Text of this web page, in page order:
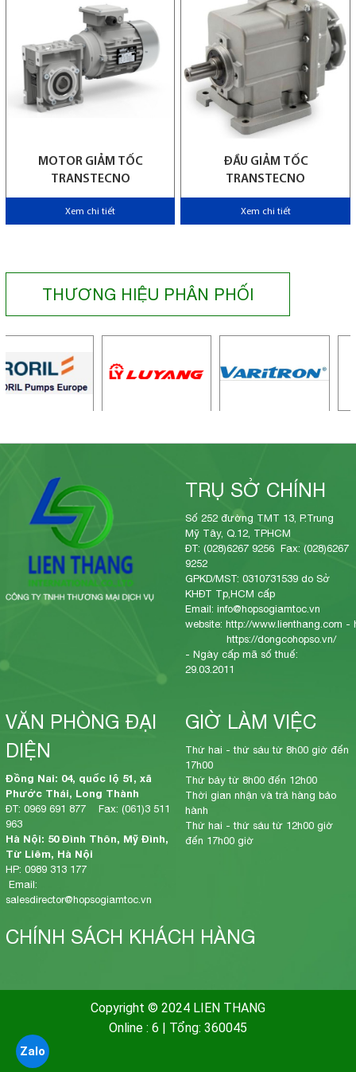
MOTOR GIẢM TỐC
TRANSTECNO
Xem chi tiết
ĐẦU GIẢM TỐC
TRANSTECNO
Xem chi tiết
THƯƠNG HIỆU PHÂN PHỐI
TRỤ SỞ CHÍNH
Số 252 đường TMT 13, P.Trung
Mỹ Tây, Q.12, TPHCM
ĐT: (028)6267 9256 Fax: (028)6267
9252
GPKD/MST: 0310731539 do Sở
KHĐT Tp,HCM cấp
Email: info@hopsogiamtoc.vn
website: http://www.lienthang.com -
https://dongcohopso.vn/
- Ngày cấp mã số thuế:
29.03.2011
VĂN PHÒNG ĐẠI
DIỆN
Đồng Nai: 04, quốc lộ 51, xã
Phước Thái, Long Thành
ĐT: 0969 691 877 Fax: (061)3 511
963
Hà Nội: 50 Đình Thôn, Mỹ Đình,
Từ Liêm, Hà Nội
HP: 0989 313 177
Email:
salesdirector@hopsogiamtoc.vn
GIỜ LÀM VIỆC
Thứ hai - thứ sáu từ 8h00 giờ đến
17h00
Thứ bảy từ 8h00 đến 12h00
Thời gian nhận và trả hàng bảo
hành
Thứ hai - thứ sáu từ 12h00 giờ
đến 17h00 giờ
CHÍNH SÁCH KHÁCH HÀNG
Copyright © 2024 LIEN THANG
Online : 6
Tổng: 360045
Zalo